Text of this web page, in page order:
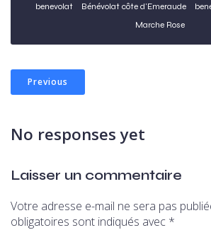
benevolat Bénévolat côte d'Emeraude
Marche Rose
Previous
No responses yet
Laisser un commentaire
Votre adresse e-mail ne sera pas
obligatoires sont indiqués avec *